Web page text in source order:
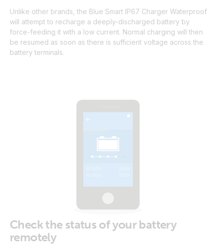
Unlike other brands, the Blue Smart IP67 Charger Waterproof
will attempt to recharge a deeply-discharged battery by
force-feeding it with a low current. Normal charging will then
be resumed as soon as there is sufficient voltage across the
battery terminals.
Check the status of your battery
remotely